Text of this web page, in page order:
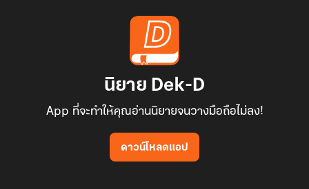
นิยาย Dek-D
App ที่จะทำให้คุณอ่านนิยายจนวางมือถือไม่ลง!
ดาวน์โหลดแอป